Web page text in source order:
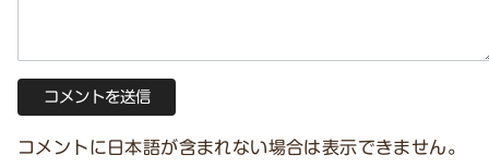
コメントに日本語が含まれない場合は表示できません。